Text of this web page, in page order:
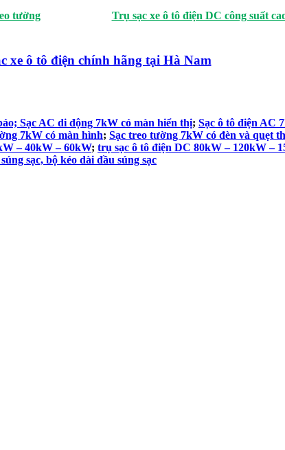
tường Trụ sạc xe ô tô điện DC công suất
xe ô tô điện chính hãng tại Hà Nam
Sạc AC di động 7kW có màn hiển thị; Sạc ô tô điện AC
7kW có màn hình; Sạc treo tường 7kW có đèn và quẹt
– 40kW – 60kW; trụ sạc ô tô điện DC 80kW – 120kW –
sạc, bộ kéo dài đầu súng sạc